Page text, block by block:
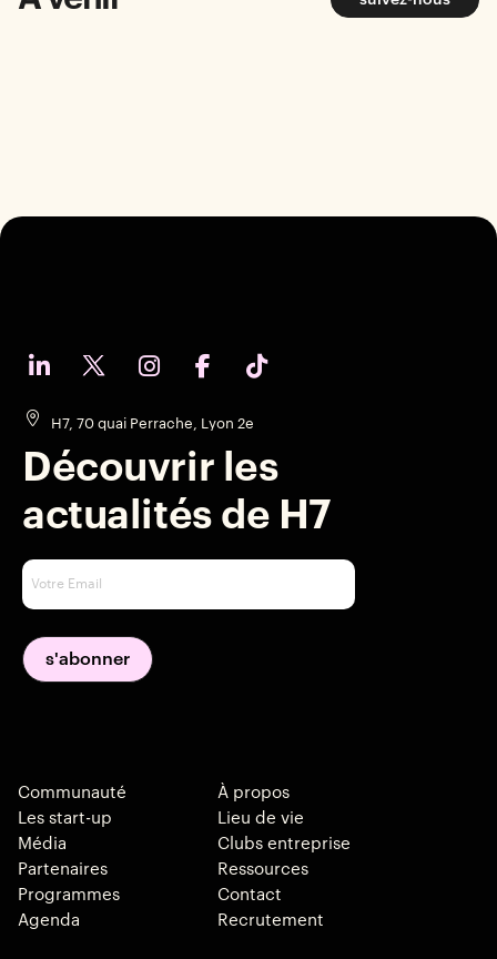
H7, 70 quai Perrache, Lyon 2e
Découvrir les
actualités de H7
Communauté
Les start-up
Média
Partenaires
Programmes
Agenda
À propos
Lieu de vie
Clubs entreprise
Ressources
Contact
Recrutement